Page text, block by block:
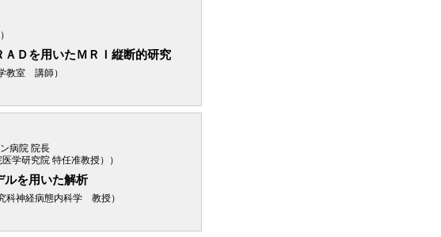
Ｄを用いたＭＲＩ縦断的研究
教室 講師）
病院 院長
特任准教授））
ルを用いた解析
科神経病態内科学 教授）